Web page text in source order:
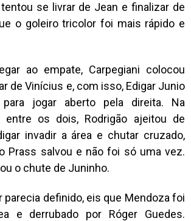
tentou se livrar de Jean e finalizar de
o goleiro tricolor foi mais rápido e
ao empate, Carpegiani colocou
de Vinícius e, com isso, Edigar Junio
jogar aberto pela direita. Na
entre os dois, Rodrigão ajeitou de
invadir a área e chutar cruzado,
Prass salvou e não foi só uma vez.
o chute de Juninho.
parecia definido, eis que Mendoza foi
e derrubado por Róger Guedes.